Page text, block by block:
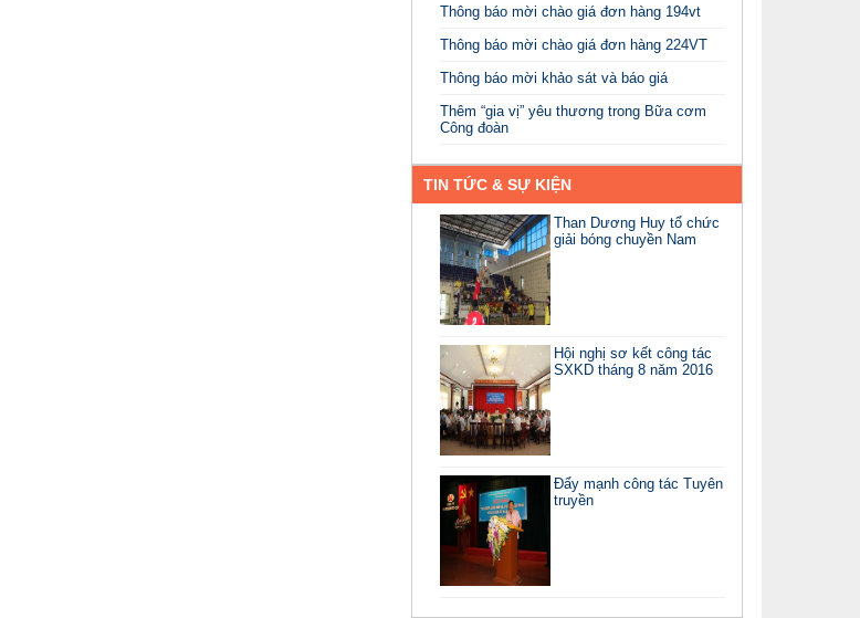
Thông báo mời chào giá đơn hàng 194vt
Thông báo mời chào giá đơn hàng 224VT
Thông báo mời khảo sát và báo giá
Thêm “gia vị” yêu thương trong Bữa cơm
Công đoàn
TIN TỨC & SỰ KIỆN
Than Dương Huy tổ chức
giải bóng chuyền Nam
Hội nghị sơ kết công tác
SXKD tháng 8 năm 2016
Đẩy mạnh công tác Tuyên
truyền